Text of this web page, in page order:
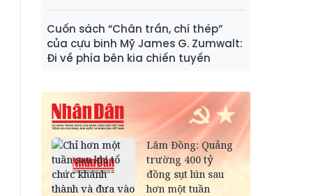
Cuốn sách “Chân trần, chí thép”
của cựu binh Mỹ James G. Zumwalt:
Đi về phía bên kia chiến tuyến